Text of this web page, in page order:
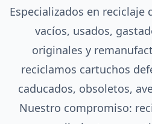
Especializados en
vacíos, usados,
originales y
reciclamos cartuchos
caducados, obsoletos,
Nuestro compromiso: